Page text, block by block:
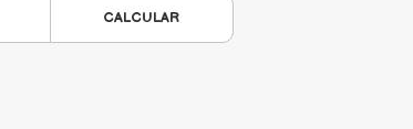
CALCULAR